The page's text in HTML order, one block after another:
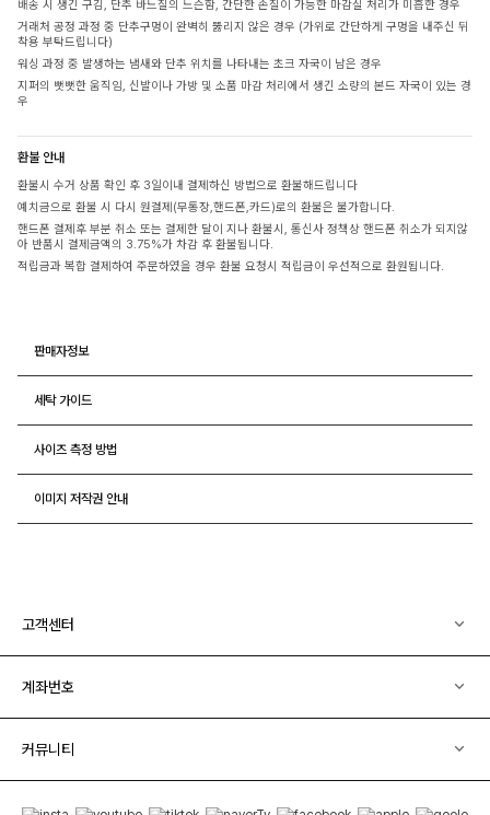
배송 시 생긴 구김, 단추 바느질의 느슨함, 간단한 손질이 가능한 마감실 처리가 미흡한 경우
거래처 공정 과정 중 단추구멍이 완벽히 뚫리지 않은 경우 (가위로 간단하게 구멍을 내주신 뒤
착용 부탁드립니다)
워싱 과정 중 발생하는 냄새와 단추 위치를 나타내는 초크 자국이 남은 경우
지퍼의 뻣뻣한 움직임, 신발이나 가방 및 소품 마감 처리에서 생긴 소량의 본드 자국이 있는 경
우
환불 안내
환불시 수거 상품 확인 후 3일이내 결제하신 방법으로 환불해드립니다
예치금으로 환불 시 다시 원결제(무통장,핸드폰,카드)로의 환불은 불가합니다.
핸드폰 결제후 부분 취소 또는 결제한 달이 지나 환불시, 통신사 정책상 핸드폰 취소가 되지않
아 반품시 결제금액의 3.75%가 차감 후 환불됩니다.
적립금과 복합 결제하여 주문하였을 경우 환불 요청시 적립금이 우선적으로 환원됩니다.
판매자정보
세탁 가이드
사이즈 측정 방법
이미지 저작권 안내
고객센터
계좌번호
커뮤니티